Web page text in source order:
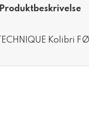
Produktbeskrivelse
TECHNIQUE Kolibri